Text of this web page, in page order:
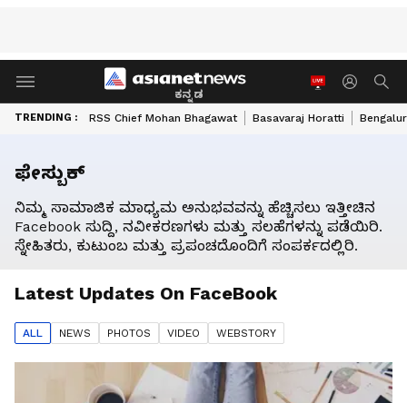
ಕನ್ನಡ
TRENDING : RSS Chief Mohan Bhagawat Basavaraj Horatti
ಫೇಸ್ಬುಕ್
ನಿಮ್ಮ ಸಾಮಾಜಿಕ ಮಾಧ್ಯಮ ಅನುಭವವನ್ನು ಹೆಚ್ಚಿಸಲು ಇತ್ತೀಚಿನ
Facebook ಸುದ್ದಿ, ನವೀಕರಣಗಳು ಮತ್ತು ಸಲಹೆಗಳನ್ನು ಪಡೆಯಿರಿ.
ಸ್ನೇಹಿತರು, ಕುಟುಂಬ ಮತ್ತು ಪ್ರಪಂಚದೊಂದಿಗೆ ಸಂಪರ್ಕದಲ್ಲಿರಿ.
Latest Updates On FaceBook
ALL NEWS PHOTOS VIDEO WEBSTORY